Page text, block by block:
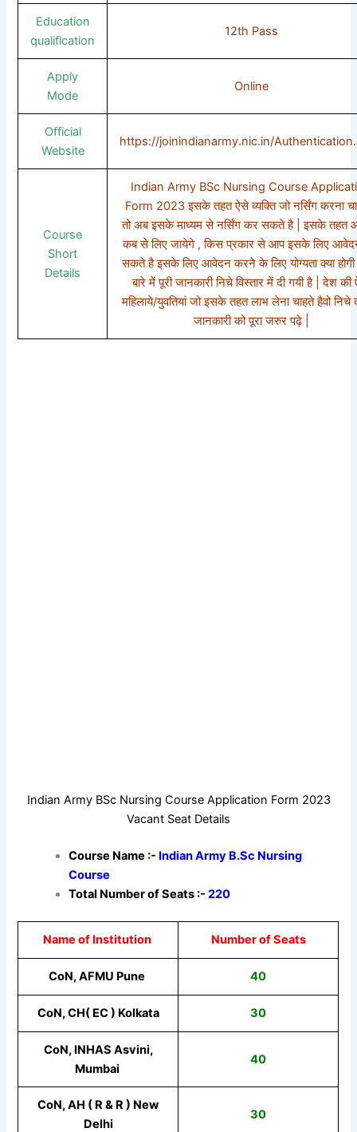
Education
qualification
12th Pass
Apply
Mode
Online
Official
Website
https://joinindianarmy.nic.in/
Course
Short
Details
Indian Army BSc Nursing Course
Form 2023 इसके तहत ऐसे व्यक्ति जो नर्सिंग करना
तो अब इसके माध्यम से नर्सिंग कर सकते है | इसके तहत
कब से लिए जायेगे , किस प्रकार से आप इसके लिए
सकते है इसके लिए आवेदन करने के लिए योग्यता क्या
बारे में पूरी जानकारी निचे विस्तार में दी गयी है | देश की
महिलाये/युवतियां जो इसके तहत लाभ लेना चाहते हैवो निचे
जानकारी को पूरा जरुर पढ़े |
Indian Army BSc Nursing Course Application Form 2023
Vacant Seat Details
Course Name :- Indian Army B.Sc Nursing
Course
Total Number of Seats :-220
Name of Institution Number of Seats
CoN, AFMU Pune 40
CoN, CH( EC ) Kolkata 30
CoN, INHAS Asvini,
Mumbai
40
CoN, AH ( R & R ) New
Delhi
30